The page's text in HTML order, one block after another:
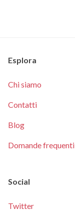
Esplora
Chi siamo
Contatti
Blog
Domande frequenti
Social
Twitter